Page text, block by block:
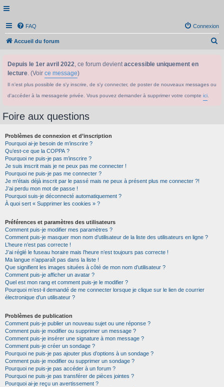
FAQ Connexion
Accueil du forum
Depuis le 1er avril 2022, ce forum devientaccessible uniquement en
lecture. (Voir ce message)
Il n'est plus possible de s'y inscrire, de s'y connecter, de poster de nouveaux messages ou
d'accéder à la messagerie privée. Vous pouvez demander à supprimer votre compte ici
Foire aux questions
Problèmes de connexion et d’inscription
Pourquoi ai-je besoin de m’inscrire ?
Qu’est-ce que la COPPA ?
Pourquoi ne puis-je pas m’inscrire ?
Je suis inscrit mais je ne peux pas me connecter !
Pourquoi ne puis-je pas me connecter ?
Je m’étais déjà inscrit par le passé mais ne peux à présent plus me connecter ?!
J’ai perdu mon mot de passe !
Pourquoi suis-je déconnecté automatiquement ?
À quoi sert « Supprimer les cookies » ?
Préférences et paramètres des utilisateurs
Comment puis-je modifier mes paramètres ?
Comment puis-je masquer mon nom d’utilisateur de la liste des utilisateurs en ligne ?
L’heure n’est pas correcte !
J’ai réglé le fuseau horaire mais l’heure n’est toujours pas correcte !
Ma langue n’apparaît pas dans la liste !
Que signifient les images situées à côté de mon nom d’utilisateur ?
Comment puis-je afficher un avatar ?
Quel est mon rang et comment puis-je le modifier ?
Pourquoi m’est-il demandé de me connecter lorsque je clique sur le lien de courrier
électronique d’un utilisateur ?
Problèmes de publication
Comment puis-je publier un nouveau sujet ou une réponse ?
Comment puis-je modifier ou supprimer un message ?
Comment puis-je insérer une signature à mon message ?
Comment puis-je créer un sondage ?
Pourquoi ne puis-je pas ajouter plus d’options à un sondage ?
Comment puis-je modifier ou supprimer un sondage ?
Pourquoi ne puis-je pas accéder à un forum ?
Pourquoi ne puis-je pas transférer de pièces jointes ?
Pourquoi ai-je reçu un avertissement ?